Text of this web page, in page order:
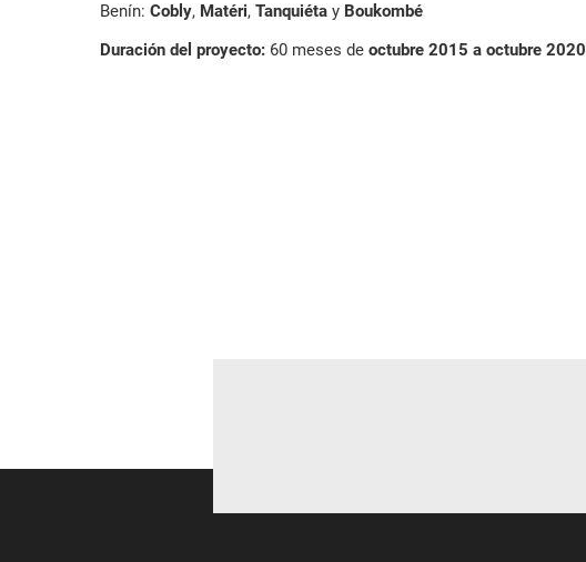
Benín: Cobly, Matéri, Tanquiéta y Boukombé
Duración del proyecto: 60 meses de octubre 2015 a octubre 2020